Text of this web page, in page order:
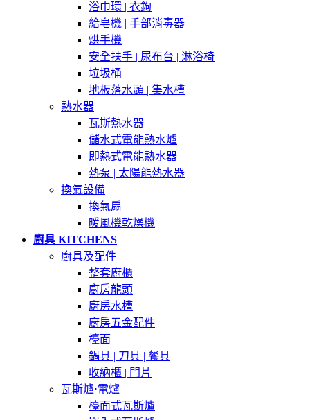
浴巾環 | 衣鉤
給皂機 | 手部消毒器
烘手機
安全扶手 | 尿布台 | 淋浴椅
垃圾桶
地板落水頭 | 集水槽
熱水器
瓦斯熱水器
儲水式電能熱水爐
即熱式電能熱水器
熱泵 | 太陽能熱水器
換氣設備
換氣扇
暖風機乾燥機
廚具 KITCHENS
廚具及配件
整套廚櫃
廚房龍頭
廚房水槽
廚房五金配件
檯面
鍋具 | 刀具 | 餐具
收納櫃 | 門片
瓦斯爐⋅電爐
檯面式瓦斯爐